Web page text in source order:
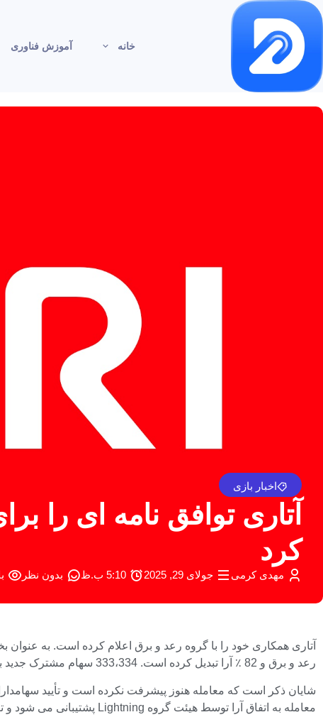
خانه آموزش فناوری
اخبار بازی
کرد
مهدی کرمی جولای 29, 2025 5:10 ب.ظ بدون نظر
رعد و برق و 82 ٪ آرا تبدیل کرده است. 333،334 سهام مشترک جدید به عنوان بخشی از این توافق نامه صادر شده است.
معامله به اتفاق آرا توسط هیئت گروه Lightning پشتیبانی می شود و توسط دو سهامدار بزرگ پشتیبانی می شود.